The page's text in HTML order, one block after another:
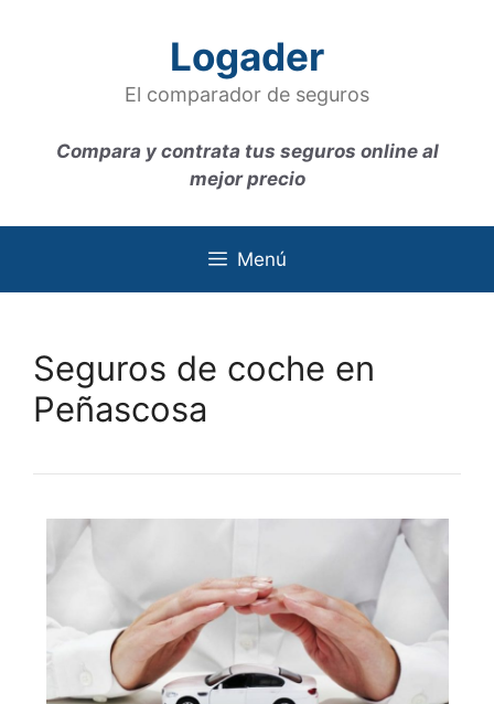
Logader
El comparador de seguros
Compara y contrata tus seguros online al
mejor precio
Menú
Seguros de coche en
Peñascosa